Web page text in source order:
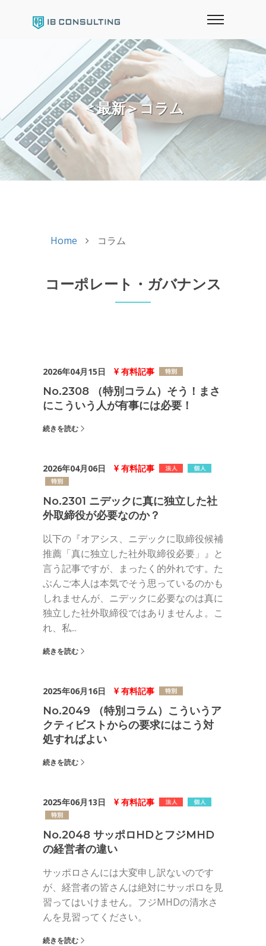
＜最新＞コラム
Home コラム
コーポレート・ガバナンス
2026年04月15日 有料記事
No.2308 （特別コラム）そう！まさ
にこういう人が有事には必要！
続きを読む
2026年04月06日 有料記事
No.2301 ニデックに真に独立した社
外取締役が必要なのか？
以下の『オアシス、ニデックに取締役候補
推薦「真に独立した社外取締役必要」』と
言う記事ですが、まったく的外れです。た
ぶんご本人は本気でそう思っているのかも
しれませんが、ニデックに必要なのは真に
独立した社外取締役ではありませんよ。こ
れ、私...
続きを読む
2025年06月16日 有料記事
No.2049 （特別コラム）こういうア
クティビストからの要求にはこう対
処すればよい
続きを読む
2025年06月13日 有料記事
No.2048 サッポロHDとフジMHD
の経営者の違い
サッポロさんには大変申し訳ないのです
が、経営者の皆さんは絶対にサッポロを見
習ってはいけません。フジMHDの清水さ
んを見習ってください。
続きを読む